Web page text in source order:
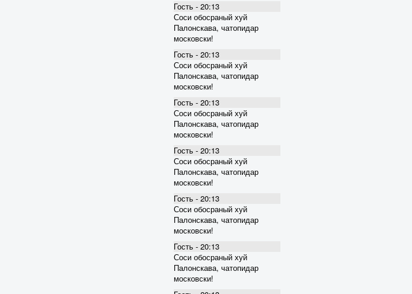
Гость - 20:13
Соси обосраный хуй
Палонскава, чатопидар
московски!
Гость - 20:13
Соси обосраный хуй
Палонскава, чатопидар
московски!
Гость - 20:13
Соси обосраный хуй
Палонскава, чатопидар
московски!
Гость - 20:13
Соси обосраный хуй
Палонскава, чатопидар
московски!
Гость - 20:13
Соси обосраный хуй
Палонскава, чатопидар
московски!
Гость - 20:13
Соси обосраный хуй
Палонскава, чатопидар
московски!